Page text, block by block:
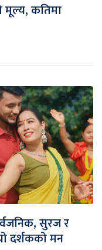
मूल्य, कतिमा
सुरज र
दर्शकको मन